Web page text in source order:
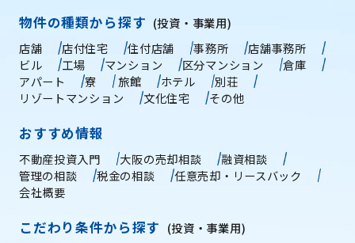
物件の種類から探す (投資・事業用)
店舗
店付住宅 住付店舗 事務所
店舗事務所
ビル
工場 マンション 区分マンション
倉庫
アパート
寮 旅館 ホテル
別荘
リゾートマンション
文化住宅 その他
おすすめ情報
不動産投資入門 大阪の売却相談
融資相談
管理の相談
税金の相談
任意売却・リースバック
会社概要
こだわり条件から探す (投資・事業用)